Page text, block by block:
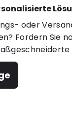
oder
Fordern Sie